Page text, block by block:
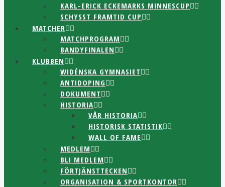
KARL-ERICK ECKEMARKS MINNESCUP
SCHYSST FRAMTID CUP
MATCHER
MATCHPROGRAM
BANDYFINALEN
KLUBBEN
WIDÉNSKA GYMNASIET
ANTIDOPING
DOKUMENT
HISTORIA
VÅR HISTORIA
HISTORISK STATISTIK
WALL OF FAME
MEDLEM
BLI MEDLEM
FÖRTJÄNSTTECKEN
ORGANISATION & SPORTKONTOR